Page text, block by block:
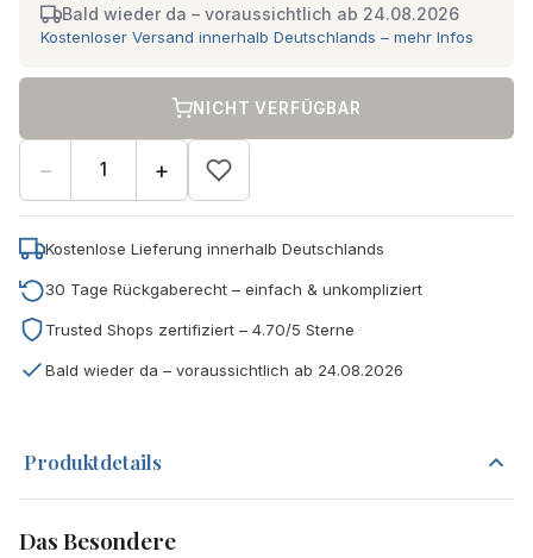
Bald wieder da – voraussichtlich ab 24.08.2026
Kostenloser Versand innerhalb Deutschlands – mehr Infos
− +
NICHT VERFÜGBAR
Kostenlose Lieferung innerhalb Deutschlands
30 Tage Rückgaberecht – einfach & unkompliziert
Trusted Shops zertifiziert – 4.70/5 Sterne
Bald wieder da – voraussichtlich ab 24.08.2026
Produktdetails
Das Besondere